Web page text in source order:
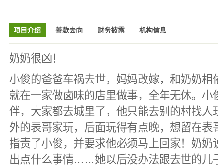
项目介绍 善款去向 财务披露 机构信息
奶奶很凶！
小俊的爸爸车祸去世，妈妈改嫁，和奶奶
就在一家做卤味的店里做事，全年无休。小
伴，大家都去城里了，他只能去别的村找人
外的表哥家玩，后面玩得有点晚，想留在
指责了小俊，并要求他必须马上回家！奶
出点什么事情……她以后没办法跟去世的儿